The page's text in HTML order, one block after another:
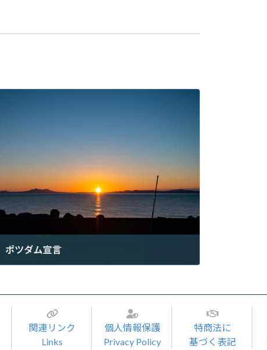
ポツダム宣言
関連リンク
Links
個人情報保護
Privacy Policy
特商法に
基づく表記